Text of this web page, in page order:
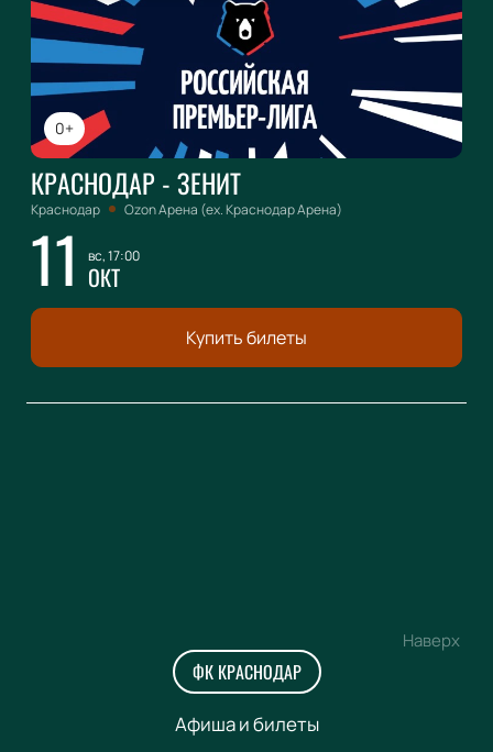
0+
КРАСНОДАР - ЗЕНИТ
Краснодар Ozon Арена (ex. Краснодар Арена)
11 вс, 17:00
ОКТ
Купить билеты
Наверх
ФК КРАСНОДАР
Афиша и билеты